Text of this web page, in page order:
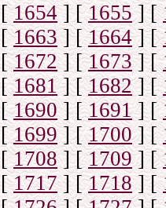
[1654] [1655] [
[1663] [1664] [
[1672] [1673] [
[1681] [1682] [
[1690 ] [1691] [
[1699] [1700] [
[1708] [1709] [
[1717] [1718] [